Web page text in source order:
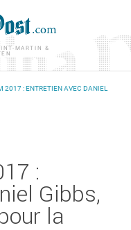
MARTIN &
2017 : ENTRETIEN AVEC DANIEL
:
Gibbs,
la